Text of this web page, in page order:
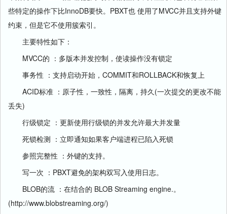
些特定的操作下比InnoDB要快。PBXT也 使用了MVCC并且支持外键
约束，但是它不使用簇索引。
主要特性如下：
MVCC的 ：多版本并发控制，使读操作没有锁定
事务性 ：支持启动开始，COMMIT和ROLLBACK和恢复上
ACID标准 ：原子性，一致性，隔离，持久(一次提交的更改不能
丢失)
行级锁定 ：更新使用行级锁的并发允许最大并发量
死锁检测 ：立即通知如果客户端进程已陷入死锁
参照完整性 ：外键的支持。
写一次 ：PBXT避免的架构双写入使用日志。
BLOB的流 ：在结合的 BLOB Streaming engine.。
(http://www.blobstreaming.org/)